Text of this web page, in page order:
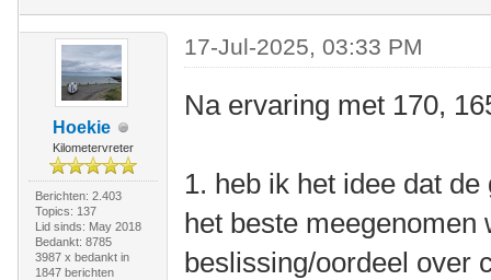
Hoekie
Kilometervreter
Berichten: 2.403
Topics: 137
Lid sinds: May 2018
Bedankt: 8785
3987 x bedankt in
1847 berichten
17-Jul-2025, 03:33 PM
Na ervaring met 170,
1. heb ik het idee dat
het beste meegenomen
beslissing/oordeel over